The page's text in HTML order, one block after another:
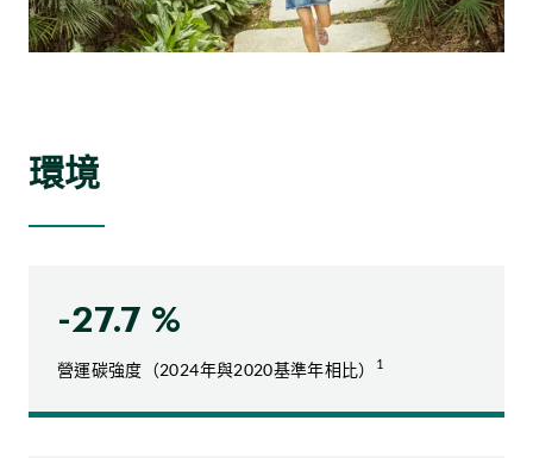
環境
-27.7 %
營運碳強度（2024年與2020基準年相比） 1